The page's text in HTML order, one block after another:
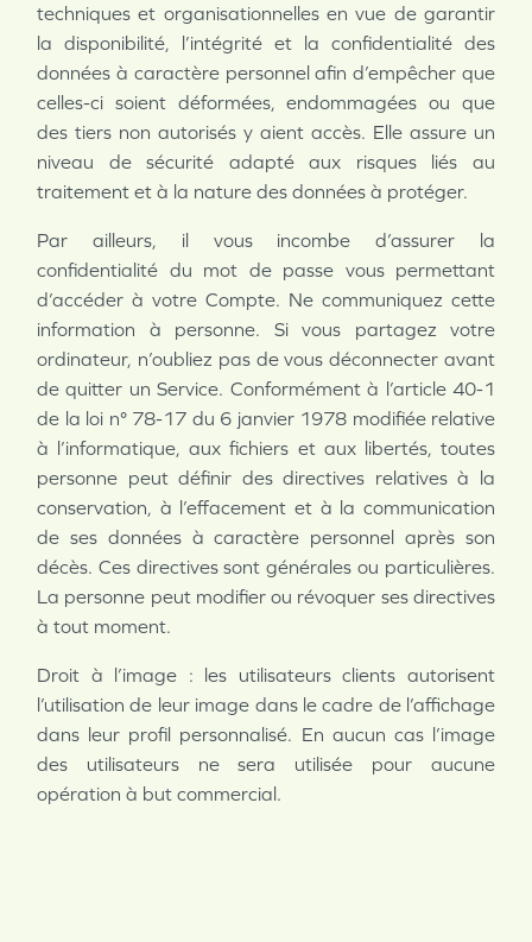
techniques et organisationnelles en vue de garantir
la disponibilité, l’intégrité et la confidentialité des
données à caractère personnel afin d’empêcher que
celles-ci soient déformées, endommagées ou que
des tiers non autorisés y aient accès. Elle assure un
niveau de sécurité adapté aux risques liés au
traitement et à la nature des données à protéger.
Par ailleurs, il vous incombe d’assurer la
confidentialité du mot de passe vous permettant
d’accéder à votre Compte. Ne communiquez cette
information à personne. Si vous partagez votre
ordinateur, n’oubliez pas de vous déconnecter avant
de quitter un Service. Conformément à l’article 40-1
de la loi n° 78-17 du 6 janvier 1978 modifiée relative
à l’informatique, aux fichiers et aux libertés, toutes
personne peut définir des directives relatives à la
conservation, à l’effacement et à la communication
de ses données à caractère personnel après son
décès. Ces directives sont générales ou particulières.
La personne peut modifier ou révoquer ses directives
à tout moment.
Droit à l’image : les utilisateurs clients autorisent
l’utilisation de leur image dans le cadre de l’affichage
dans leur profil personnalisé. En aucun cas l’image
des utilisateurs ne sera utilisée pour aucune
opération à but commercial.